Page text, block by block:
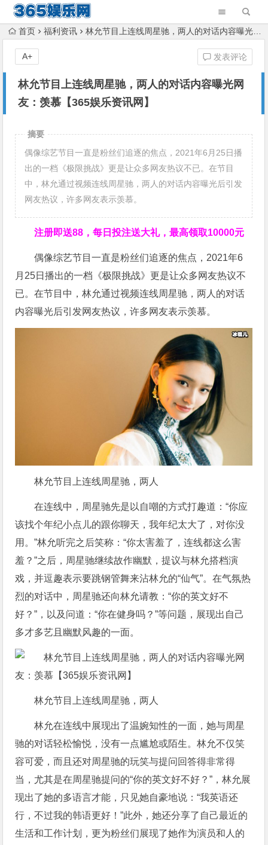
首页 福利资讯 林允节目上连线周星驰，两人的对话内容曝光网友：羡慕【365娱乐资讯网】
林允节目上连线周星驰，两人的对话内容曝光网
友：羡慕【365娱乐资讯网】
发表评论
A+
摘要
偶像综艺节目一直是粉丝们追逐的焦点，2021年6月25日播
出的一档《极限挑战》更是让众多网友热议不已。在节目
中，林允通过视频连线周星驰，两人的对话内容曝光后引发
网友热议，许多网友表示羡慕。
注册即送88，每日投注送大礼，最高领取10000元
偶像综艺节目一直是粉丝们追逐的焦点，2021年6
月25日播出的一档《极限挑战》更是让众多网友热议不
已。在节目中，林允通过视频连线周星驰，两人的对话
内容曝光后引发网友热议，许多网友表示羡慕。
林允节目上连线周星驰，两人
在连线中，周星驰先是以自嘲的方式打趣道：“你应
该找个年纪小点儿的跟你聊天，我年纪太大了，对你没
用。”林允听完之后笑称：“你太害羞了，连线都这么害
羞？”之后，周星驰继续故作幽默，提议与林允搭档演
戏，并逗趣表示要跳钢管舞来沾林允的“仙气”。在气氛热
烈的对话中，周星驰还向林允请教：“你的英文好不
好？”，以及问道：“你在健身吗？”等问题，展现出自己
多才多艺且幽默风趣的一面。
林允节目上连线周星驰，两人
林允在连线中展现出了温婉知性的一面，她与周星
驰的对话轻松愉悦，没有一点尴尬或陌生。林允不仅笑
容可爱，而且还对周星驰的玩笑与提问回答得非常得
当，尤其是在周星驰提问的“你的英文好不好？”，林允展
现出了她的多语言才能，只见她自豪地说：“我英语还
行，不过我的韩语更好！”此外，她还分享了自己最近的
生活和工作计划，更为粉丝们展现了她作为演员和人的